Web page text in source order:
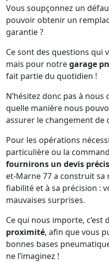
Vous soupçonnez un
pouvoir obtenir un
garantie ?
Ce sont des questions qui
mais pour notregarage
fait partie du quotidien !
N’hésitez donc pas à
quelle manière nous
assurer le changement de
Pour les opérations
particulière ou la
fournirons un devis précis
et-Marne 77 a construit sa
fiabilité et à sa précision :
mauvaises surprises.
Ce qui nous importe,
proximité, afin que vous
bonnes bases
ne l’imaginez !